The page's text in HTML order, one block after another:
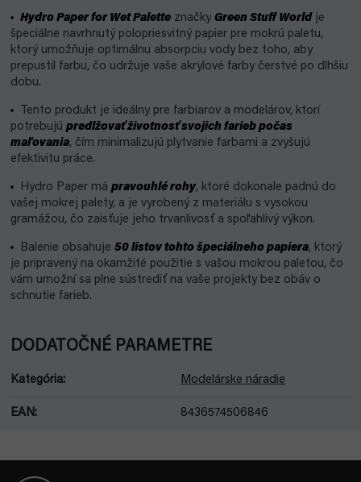
Hydro Paper for Wet Palette značky Green Stuff World je
špeciálne navrhnutý polopriesvitný papier pre mokrú paletu,
ktorý umožňuje optimálnu absorpciu vody bez toho, aby
prepustil farbu, čo udržuje vaše akrylové farby čerstvé po dlhšiu
dobu.
Tento produkt je ideálny pre farbiarov a modelárov, ktorí
potrebujú predlžovať životnosť svojich farieb počas
maľovania, čím minimalizujú plytvanie farbami a zvyšujú
efektivitu práce.
Hydro Paper má pravouhlé rohy, ktoré dokonale padnú do
vašej mokrej palety, a je vyrobený z materiálu s vysokou
gramážou, čo zaisťuje jeho trvanlivosť a spoľahlivý výkon.
Balenie obsahuje 50 listov tohto špeciálneho papiera, ktorý
je pripravený na okamžité použitie s vašou mokrou paletou, čo
vám umožní sa plne sústrediť na vaše projekty bez obáv o
schnutie farieb.
DODATOČNÉ PARAMETRE
Kategória: Modelárske náradie
EAN: 8436574506846